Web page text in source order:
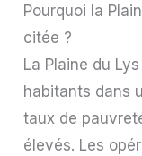
Pourquoi la
citée ?
La Plaine du
habitants dans
taux de
élevés. Les